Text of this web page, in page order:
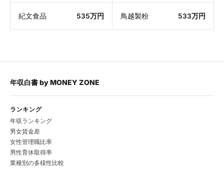
紀文食品 535万円 鳥越製粉 533万円
年収白書byMONEY ZONE
ランキング
年収ランキング
男女賃金差
女性管理職比率
男性育休取得率
業種別の多様性比較